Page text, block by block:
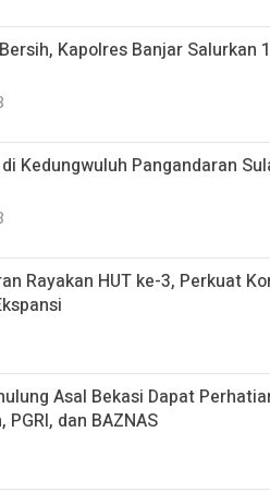
Kapolres Banjar Salurkan
Kedungwuluh Pangandaran
Rayakan HUT ke-3, Perkuat
Asal Bekasi Dapat
dan BAZNAS